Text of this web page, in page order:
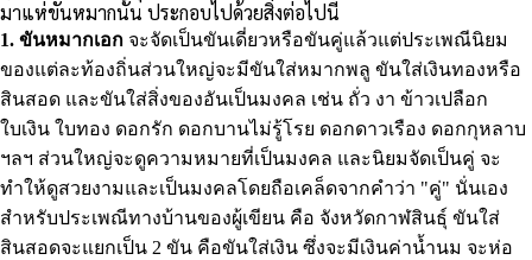
มาแห่ขันหมากนั้น ประกอบไปด้วยสิ่งต่อไปนี้
1. ขันหมากเอก จะจัดเป็นขันเดี่ยวหรือขันคู่แล้วแต่ประเพณีนิยม
ของแต่ละท้องถิ่นส่วนใหญ่จะมีขันใส่หมากพลู ขันใส่เงินทองหรือ
สินสอด และขันใส่สิ่งของอันเป็นมงคล เช่น ถั่ว งา ข้าวเปลือก
ใบเงิน ใบทอง ดอกรัก ดอกบานไม่รู้โรย ดอกดาวเรือง ดอกกุหลาบ
ฯลฯ ส่วนใหญ่จะดูความหมายที่เป็นมงคล และนิยมจัดเป็นคู่ จะ
ทำให้ดูสวยงามและเป็นมงคลโดยถือเคล็ดจากคำว่า "คู่" นั่นเอง
สำหรับประเพณีทางบ้านของผู้เขียน คือ จังหวัดกาฬสินธุ์ ขันใส่
สินสอดจะแยกเป็น 2 ขัน คือขันใส่เงิน ซึ่งจะมีเงินค่าน้ำนม จะห่อ